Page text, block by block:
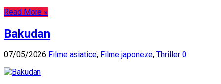
Read More »
Bakudan
07/05/2026 Filme asiatice, Filme japoneze, Thriller 0